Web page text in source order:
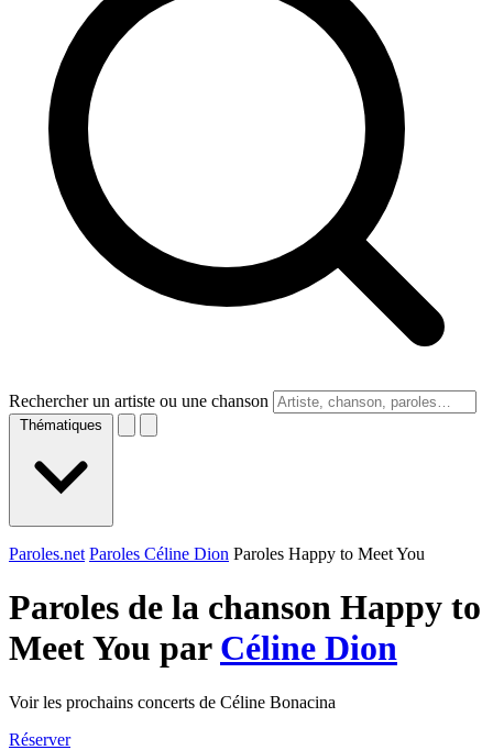
Rechercher un artiste ou une chanson
Thématiques
Paroles.net Paroles Céline Dion Paroles Happy to Meet You
Paroles de la chanson Happy to
Meet You par Céline Dion
Voir les prochains concerts de Céline Bonacina
Réserver